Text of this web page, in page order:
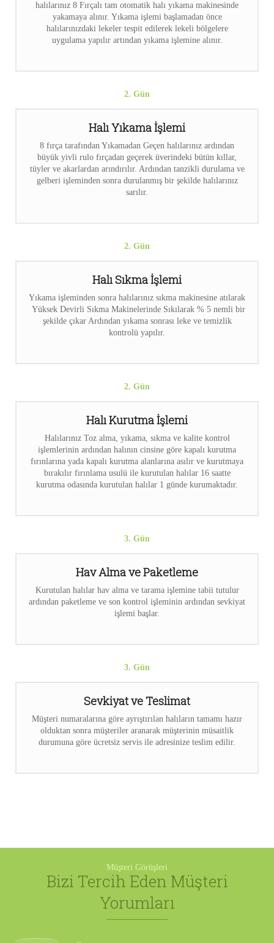
halılarınız 8 Fırçalı tam otomatik halı yıkama makinesinde
yakamaya alınır. Yıkama işlemi başlamadan önce
halılarınızdaki lekeler tespit edilerek lekeli bölgelere
uygulama yapılır artından yıkama işlemine alınır.
2. Gün
Halı Yıkama İşlemi
8 fırça tarafından Yıkamadan Geçen halılarınız ardından
büyük yivli rulo fırçadan geçerek üverindeki bütün kıllar,
tüyler ve akarlardan arındırılır. Ardından tanzikli durulama ve
gelberi işleminden sonra durulanmış bir şekilde halılarınız
sarılır.
2. Gün
Halı Sıkma İşlemi
Yıkama işleminden sonra halılarınız sıkma makinesine atılarak
Yüksek Devirli Sıkma Makinelerinde Sıkılarak % 5 nemli bir
şekilde çıkar Ardından yıkama sonrası leke ve temizlik
kontrolü yapılır.
2. Gün
Halı Kurutma İşlemi
Halılarınız Toz alma, yıkama, sıkma ve kalite kontrol
işlemlerinin ardından halının cinsine göre kapalı kurutma
fırınlarına yada kapalı kurutma alanlarına asılır ve kurutmaya
bırakılır fırınlama usulü ile kurutulan halılar 16 saatte
kurutma odasında kurutulan halılar 1 günde kurumaktadır.
3. Gün
Hav Alma ve Paketleme
Kurutulan halılar hav alma ve tarama işlemine tabii tutulur
ardından paketleme ve son kontrol işleminin ardından sevkiyat
işlemi başlar.
3. Gün
Sevkiyat ve Teslimat
Müşteri numaralarına göre ayrıştırılan halıların tamamı hazır
olduktan sonra müşteriler aranarak müşterinin müsaitlik
durumuna göre ücretsiz servis ile adresinize teslim edilir.
Müşteri Görüşleri
Bizi Tercih Eden Müşteri
Yorumları